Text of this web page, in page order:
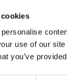
use of our
you’venel